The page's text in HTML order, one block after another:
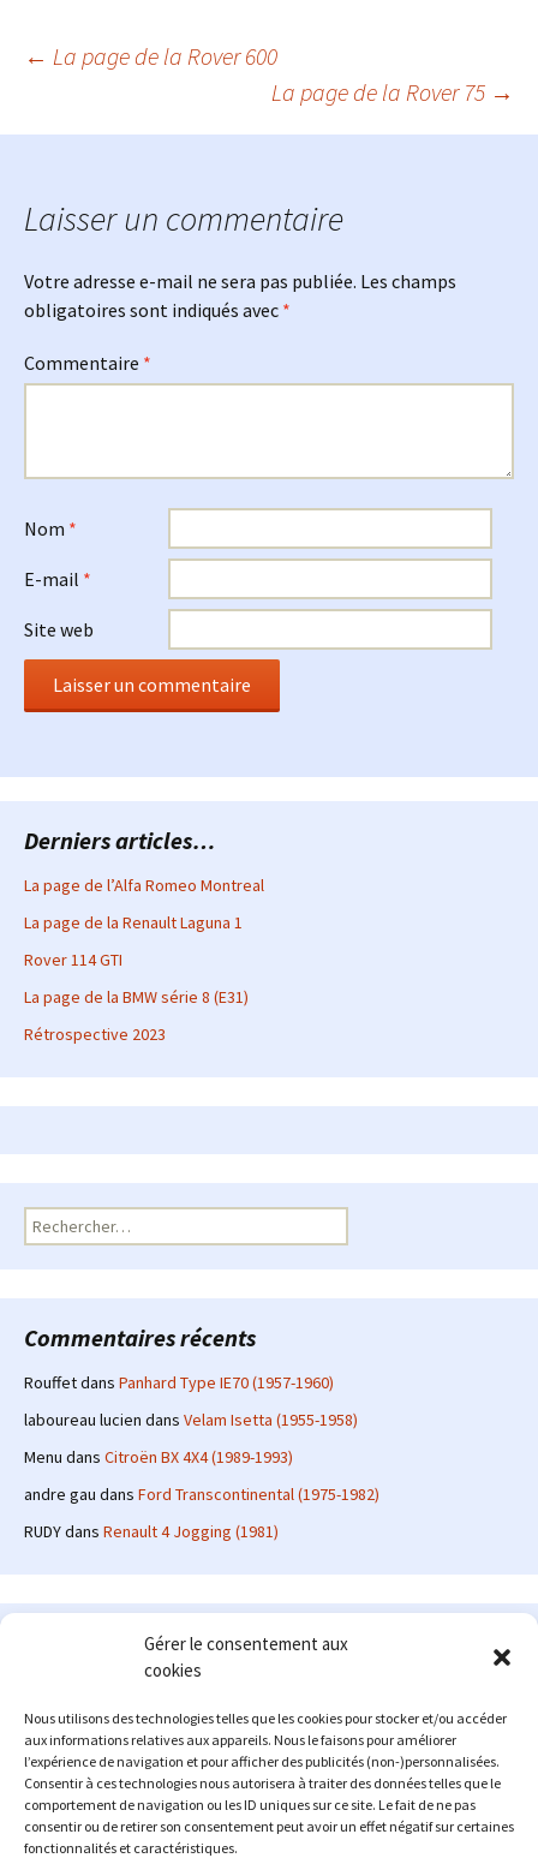
Gérer le consentement aux
cookies
Nous utilisons des technologies telles que les cookies pour stocker et/ou accéder
aux informations relatives aux appareils. Nous le faisons pour améliorer
l’expérience de navigation et pour afficher des publicités (non-)personnalisées.
Consentir à ces technologies nous autorisera à traiter des données telles que le
comportement de navigation ou les ID uniques sur ce site. Le fait de ne pas
consentir ou de retirer son consentement peut avoir un effet négatif sur certaines
fonctionnalités et caractéristiques.
Navigation
des
articles
← La page de la Rover 600
La page de la Rover 75 →
Laisser un commentaire
Votre adresse e-mail ne sera pas publiée. Les champs
obligatoires sont indiqués avec *
Commentaire *
Nom *
E-mail *
Site web
Derniers articles…
La page de l’Alfa Romeo Montreal
La page de la Renault Laguna 1
Rover 114 GTI
La page de la BMW série 8 (E31)
Rétrospective 2023
Rechercher :
Commentaires récents
Rouffetdans Panhard Type IE70 (1957-1960)
laboureau lucien dans Velam Isetta (1955-1958)
Menu dans Citroën BX 4X4 (1989-1993)
andre gau dans Ford Transcontinental (1975-1982)
RUDYdans Renault 4 Jogging (1981)
Le site en quelques mots
: passionné d'automobile ancienne depuis de
nombreuses années, j'ai commencé à partager ma passion sur
internet à partir de 2009 au travers d'un blog qui a connu un relatif
succès. Fin 2013, je décide de prendre mon autonomie et me lancer
avec mon propre site : l'Automobile Ancienne.
Me contacter : alex(at)lautomobileancienne.com